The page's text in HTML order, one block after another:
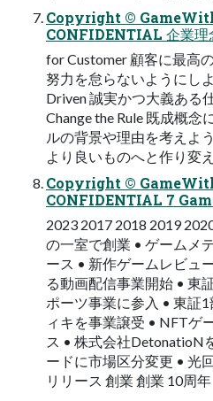
Copyright ©
CONFIDENTIAL 企業
for Customer 顧客に最高
努力を怠らないようにし
Driven 誠実かつ大義ある
Change the Rule 既成概
ルの背景や理由を考えよ
より良いものへと作り変
Copyright ©
CONFIDENTIAL 7
2023 2017 2018 2019
の一室で創業 • ゲームメ
ース • 新作ゲームレビュ
る動画配信事業開始 • 東
ポーツ事業に参入 • 東証
ィキを事業譲受 • NFTゲ
ス • 株式会社DetonatioN
ードに市場区分変更 • 光
リリース 創業 創業 10周年